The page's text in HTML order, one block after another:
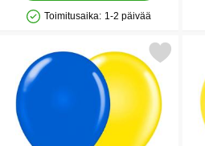
Saatavuus: Varastossa
Toimitusaika: 1-2 päivää
Merkitse ilmapallot Sininen/